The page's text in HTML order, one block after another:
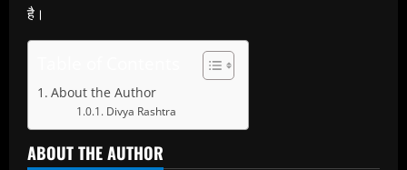
है।
About the Author
Divya Rashtra
ABOUT THE AUTHOR